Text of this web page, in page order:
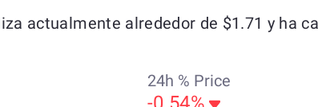
actualmente alrededor de $1.71 y ha
24h % Price